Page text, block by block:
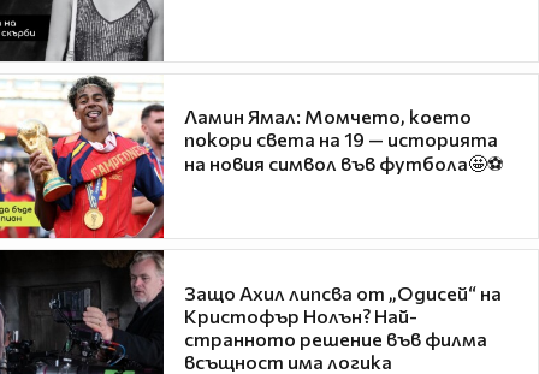
Ламин Ямал: Момчето, което
покори света на 19 — историята
на новия символ във футбола🤩⚽
Защо Ахил липсва от „Одисей“ на
Кристофър Нолън? Най-
странното решение във филма
всъщност има логика